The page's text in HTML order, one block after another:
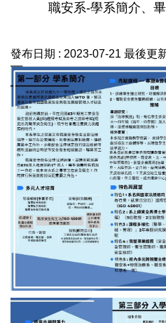
職安系-學系簡介、
發布日期 : 2023-07-21 最後更